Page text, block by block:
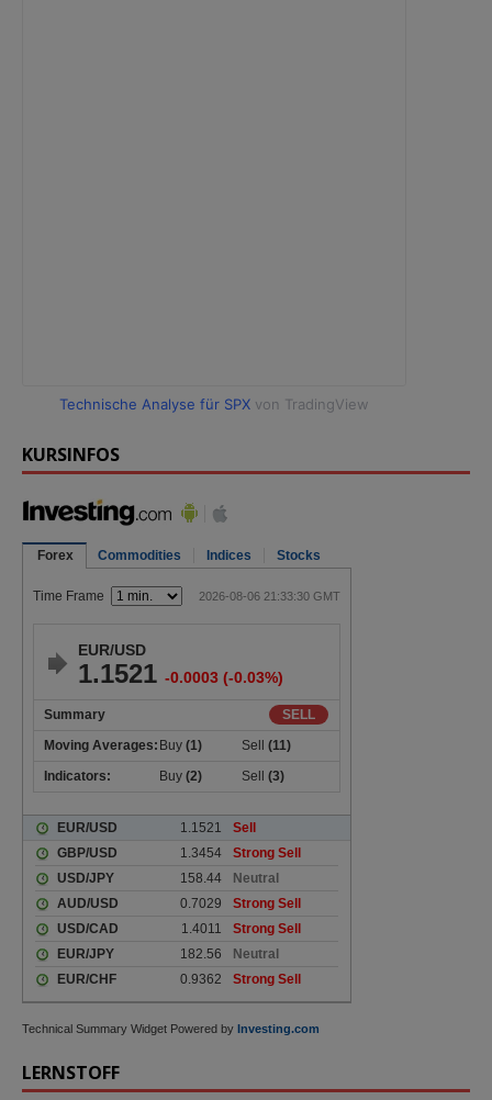
Technische Analyse für SPX von TradingView
KURSINFOS
Technical Summary Widget Powered by Investing.com
LERNSTOFF